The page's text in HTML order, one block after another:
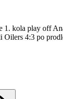
1. kola play off
Oilers 4:3 po